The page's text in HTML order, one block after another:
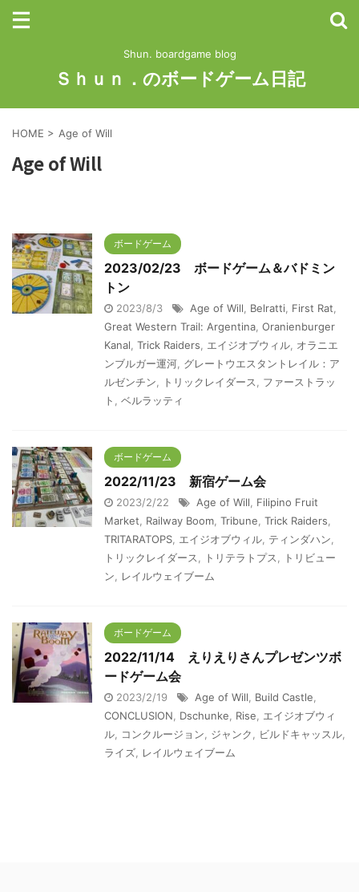
Shun. boardgame blog
Ｓｈｕｎ．のボードゲーム日記
HOME > Age of Will
Age of Will
ボードゲーム
2023/02/23 ボードゲーム＆バドミン
トン
2023/8/3 Age of Will Belratti First Rat
Great Western Trail: Argentina Oranienburger
Kanal Trick Raiders エイジオブウィル オラニエ
ンブルガー運河 グレートウエスタントレイル：ア
ルゼンチン
トリックレイダース
ファーストラッ
ト
ベルラッティ
ボードゲーム
2022/11/23 新宿ゲーム会
2023/2/22 Age of Will
Filipino Fruit
Market
Railway Boom Tribune Trick Raiders
TRITARATOPS
エイジオブウィル ティンダハン
トリックレイダース
トリテラトプス
トリビュー
ン
レイルウェイブーム
ボードゲーム
2022/11/14 えりえりさんプレゼンツボ
ードゲーム会
2023/2/19 Age of Will Build Castle
CONCLUSION
Dschunke Rise
エイジオブウィ
ル
コンクルージョン ジャンク ビルドキャッスル
ライズ
レイルウェイブーム